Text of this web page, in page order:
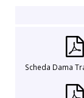
Scheda Dama